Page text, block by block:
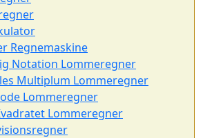
Regnemaskine
Notation Lommeregner
Multiplum Lommeregner
Lommeregner
Lommeregner